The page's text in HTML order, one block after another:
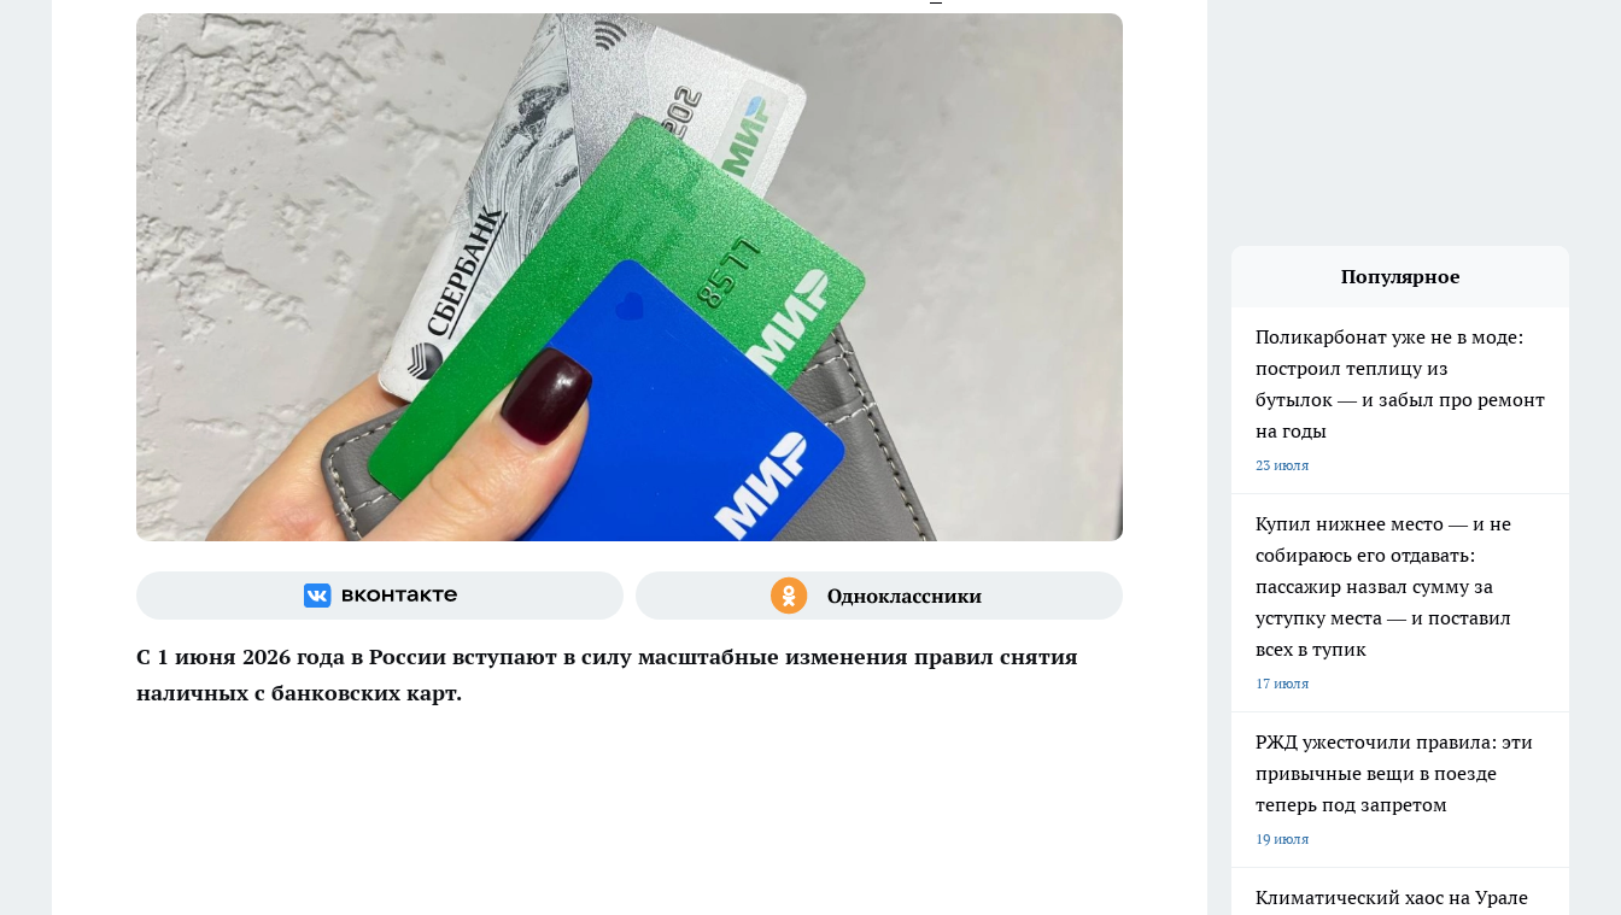
С 1 июня 2026 года в России вступают в силу масштабные изменения правил снятия
наличных с банковских карт.
Популярное
Поликарбонат уже не в моде:
построил теплицу из
бутылок — и забыл про ремонт
на годы
23 июля
Купил нижнее место — и не
собираюсь его отдавать:
пассажир назвал сумму за
уступку места — и поставил
всех в тупик
17 июля
РЖД ужесточили правила: эти
привычные вещи в поезде
теперь под запретом
19 июля
Климатический хаос на Урале